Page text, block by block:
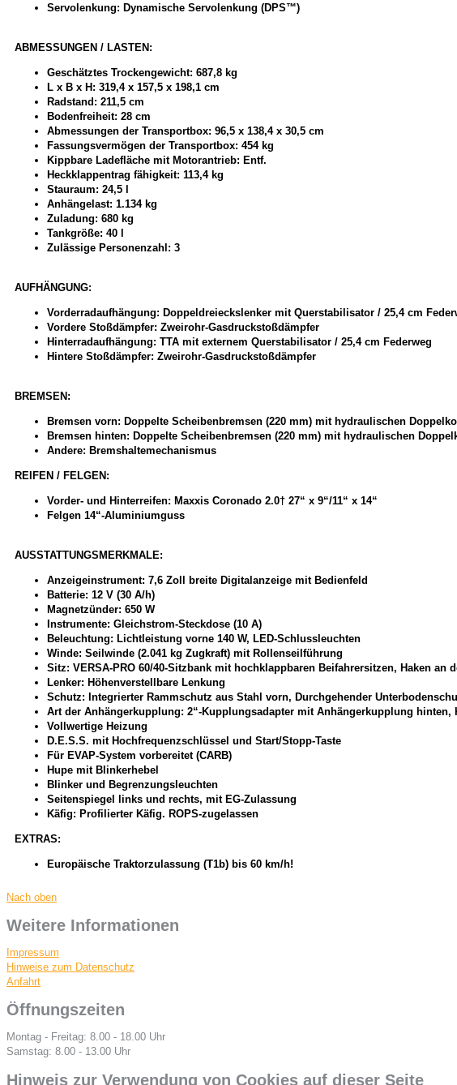
Servolenkung: Dynamische Servolenkung (DPS™)
ABMESSUNGEN / LASTEN:
Geschätztes Trockengewicht: 687,8 kg
L x B x H: 319,4 x 157,5 x 198,1 cm
Radstand: 211,5 cm
Bodenfreiheit: 28 cm
Abmessungen der Transportbox: 96,5 x 138,4 x 30,5 cm
Fassungsvermögen der Transportbox: 454 kg
Kippbare Ladefläche mit Motorantrieb: Entf.
Heckklappentrag fähigkeit: 113,4 kg
Stauraum: 24,5 l
Anhängelast: 1.134 kg
Zuladung: 680 kg
Tankgröße: 40 l
Zulässige Personenzahl: 3
AUFHÄNGUNG:
Vorderradaufhängung: Doppeldreieckslenker mit Querstabilisator / 25,4 cm
Vordere Stoßdämpfer: Zweirohr-Gasdruckstoßdämpfer
Hinterradaufhängung: TTA mit externem Querstabilisator / 25,4 cm Federweg
Hintere Stoßdämpfer: Zweirohr-Gasdruckstoßdämpfer
BREMSEN:
Bremsen vorn: Doppelte Scheibenbremsen (220 mm) mit hydraulischen
Bremsen hinten: Doppelte Scheibenbremsen (220 mm) mit hydraulischen
Andere: Bremshaltemechanismus
REIFEN / FELGEN:
Vorder- und Hinterreifen: Maxxis Coronado 2.0† 27“ x 9“/11“ x 14“
Felgen 14“-Aluminiumguss
AUSSTATTUNGSMERKMALE:
Anzeigeinstrument: 7,6 Zoll breite Digitalanzeige mit Bedienfeld
Batterie: 12 V (30 A/h)
Magnetzünder: 650 W
Instrumente: Gleichstrom-Steckdose (10 A)
Beleuchtung: Lichtleistung vorne 140 W, LED-Schlussleuchten
Winde: Seilwinde (2.041 kg Zugkraft) mit Rollenseilführung
Sitz: VERSA-PRO 60/40-Sitzbank mit hochklappbaren Beifahrersitzen, Haken
Lenker: Höhenverstellbare Lenkung
Schutz: Integrierter Rammschutz aus Stahl vorn, Durchgehender
Art der Anhängerkupplung: 2“-Kupplungsadapter mit Anhängerkupplung
Vollwertige Heizung
D.E.S.S. mit Hochfrequenzschlüssel und Start/Stopp-Taste
Für EVAP-System vorbereitet (CARB)
Hupe mit Blinkerhebel
Blinker und Begrenzungsleuchten
Seitenspiegel links und rechts, mit EG-Zulassung
Käfig: Profilierter Käfig. ROPS-zugelassen
EXTRAS:
Europäische Traktorzulassung (T1b) bis 60 km/h!
Nach oben
Weitere Informationen
Impressum
Hinweise zum Datenschutz
Anfahrt
Öffnungszeiten
Montag - Freitag: 8.00 - 18.00 Uhr
Samstag: 8.00 - 13.00 Uhr
Hinweis zur Verwendung von Cookies auf dieser Seite